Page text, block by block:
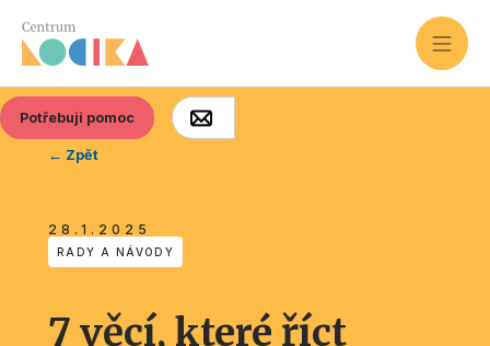
Potřebuji pomoc
← Zpět
28.1.2025
RADY A NÁVODY
7 věcí, které říct